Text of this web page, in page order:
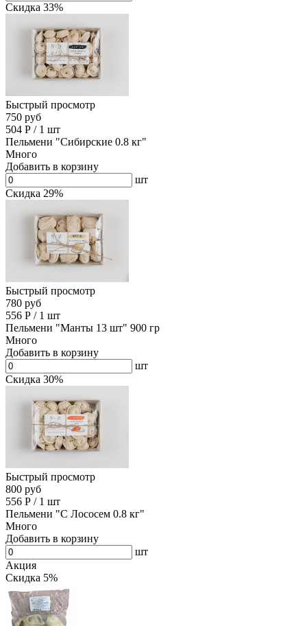
Скидка 33%
Быстрый просмотр
750 руб
504 Р / 1 шт
Пельмени "Сибирские 0.8 кг"
Много
Добавить в корзину
шт
Скидка 29%
Быстрый просмотр
780 руб
556 Р / 1 шт
Пельмени "Манты 13 шт" 900 гр
Много
Добавить в корзину
шт
Скидка 30%
Быстрый просмотр
800 руб
556 Р / 1 шт
Пельмени "С Лососем 0.8 кг"
Много
Добавить в корзину
шт
Акция
Скидка 5%